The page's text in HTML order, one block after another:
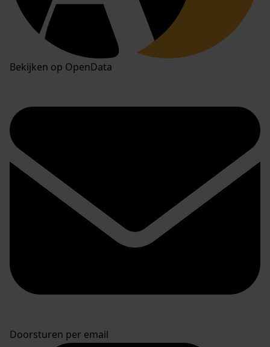
Bekijken op OpenData
Doorsturen per email